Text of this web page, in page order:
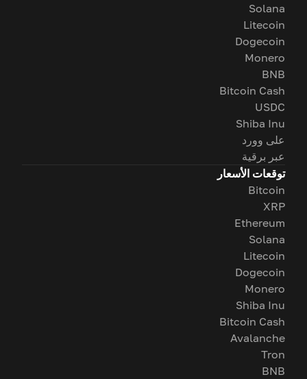
Solana
Litecoin
Dogecoin
Monero
BNB
Bitcoin Cash
USDC
Shiba Inu
على وورد
عبر برقية
توقعات الأسعار
Bitcoin
XRP
Ethereum
Solana
Litecoin
Dogecoin
Monero
Shiba Inu
Bitcoin Cash
Avalanche
Tron
BNB